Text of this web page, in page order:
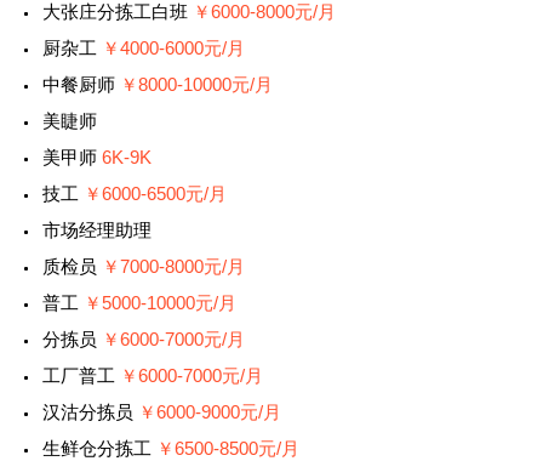
大张庄分拣工白班 ￥6000-8000元/月
厨杂工 ￥4000-6000元/月
中餐厨师 ￥8000-10000元/月
美睫师
美甲师 6K-9K
技工 ￥6000-6500元/月
市场经理助理
质检员 ￥7000-8000元/月
普工 ￥5000-10000元/月
分拣员 ￥6000-7000元/月
工厂普工 ￥6000-7000元/月
汉沽分拣员 ￥6000-9000元/月
生鲜仓分拣工 ￥6500-8500元/月